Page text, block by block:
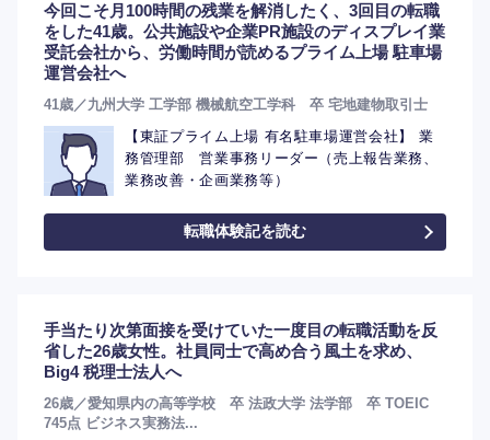
今回こそ月100時間の残業を解消したく、3回目の転職
をした41歳。公共施設や企業PR施設のディスプレイ業
受託会社から、労働時間が読めるプライム上場 駐車場
運営会社へ
41歳／九州大学 工学部 機械航空工学科 卒 宅地建物取引士
【東証プライム上場 有名駐車場運営会社】 業
務管理部 営業事務リーダー（売上報告業務、
業務改善・企画業務等）
転職体験記を読む
手当たり次第面接を受けていた一度目の転職活動を反
省した26歳女性。社員同士で高め合う風土を求め、
Big4 税理士法人へ
26歳／愛知県内の高等学校 卒 法政大学 法学部 卒 TOEIC
745点 ビジネス実務法...